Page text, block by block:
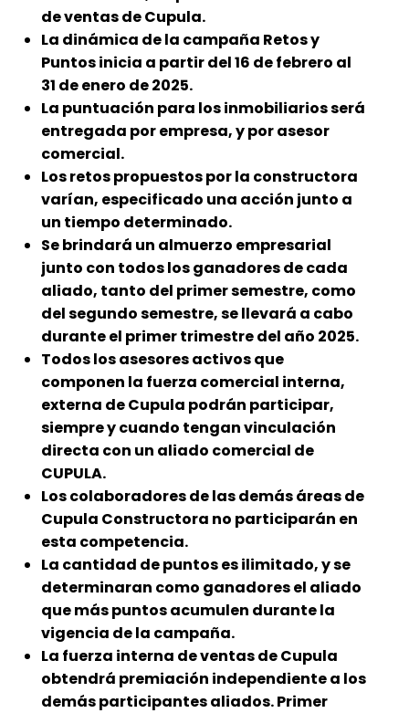
de ventas de Cupula.
La dinámica de la campaña Retos y
Puntos inicia a partir del 16 de febrero al
31 de enero de 2025.
La puntuación para los inmobiliarios será
entregada por empresa, y por asesor
comercial.
Los retos propuestos por la constructora
varían, especificado una acción junto a
un tiempo determinado.
Se brindará un almuerzo empresarial
junto con todos los ganadores de cada
aliado, tanto del primer semestre, como
del segundo semestre, se llevará a cabo
durante el primer trimestre del año 2025.
Todos los asesores activos que
componen la fuerza comercial interna,
externa de Cupula podrán participar,
siempre y cuando tengan vinculación
directa con un aliado comercial de
CUPULA.
Los colaboradores de las demás áreas de
Cupula Constructora no participarán en
esta competencia.
La cantidad de puntos es ilimitado, y se
determinaran como ganadores el aliado
que más puntos acumulen durante la
vigencia de la campaña.
La fuerza interna de ventas de Cupula
obtendrá premiación independiente a los
demás participantes aliados. Primer